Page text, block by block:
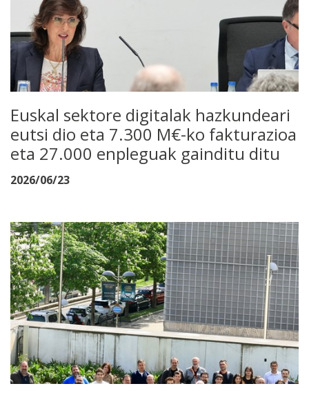
Euskal sektore digitalak hazkundeari
eutsi dio eta 7.300 M€-ko fakturazioa
eta 27.000 enpleguak gainditu ditu
2026/06/23